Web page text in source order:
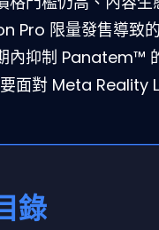
Pro 限量發售導致
內抑制 Panatem™
面對 Meta Reality
錄